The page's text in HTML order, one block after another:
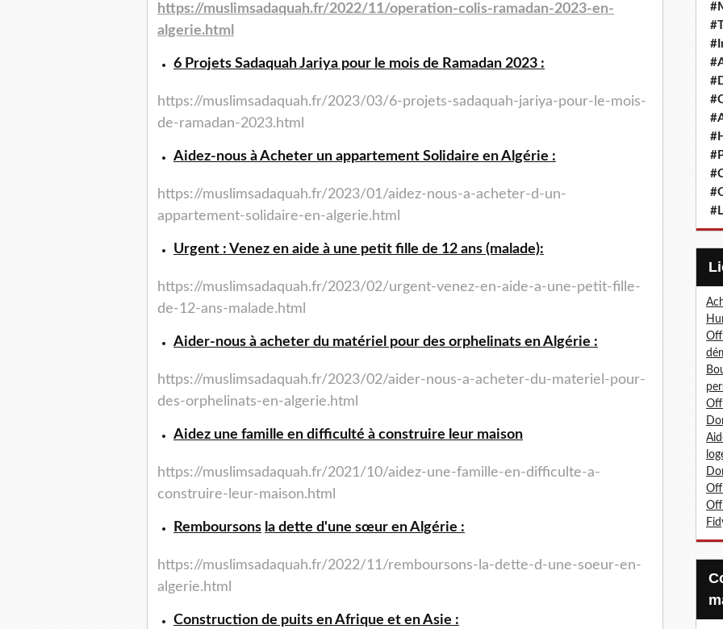
https://muslimsadaquah.fr/2022/11/operation-colis-ramadan-2023-en-
algerie.html
6 Projets Sadaquah Jariya pour le mois de Ramadan 2023 :
https://muslimsadaquah.fr/2023/03/6-projets-sadaquah-jariya-pour-le-mois-
de-ramadan-2023.html
Aidez-nous à Acheter un appartement Solidaire en Algérie :
https://muslimsadaquah.fr/2023/01/aidez-nous-a-acheter-d-un-
appartement-solidaire-en-algerie.html
Urgent : Venez en aide à une petit fille de 12 ans (malade):
https://muslimsadaquah.fr/2023/02/urgent-venez-en-aide-a-une-petit-fille-
de-12-ans-malade.html
Aider-nous à acheter du matériel pour des orphelinats en Algérie :
https://muslimsadaquah.fr/2023/02/aider-nous-a-acheter-du-materiel-pour-
des-orphelinats-en-algerie.html
Aidez une famille en difficulté à construire leur maison
https://muslimsadaquah.fr/2021/10/aidez-une-famille-en-difficulte-a-
construire-leur-maison.html
Remboursons la dette d'une sœur en Algérie :
https://muslimsadaquah.fr/2022/11/remboursons-la-dette-d-une-soeur-en-
algerie.html
Construction de puits en Afrique et en Asie :
Confiez-nous votre Zakat-al-